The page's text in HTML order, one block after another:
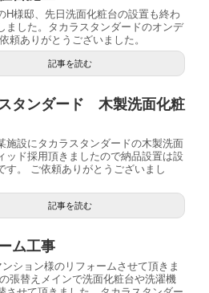
H様邸、先日洗面化粧台の設置も終わ
ました。タカラスタンダードのオンデ
頼ありがとうございました。
記事を読む
タンダード 木製洗面化粧
施設にタカラスタンダードの木製洗面
ッド採用頂きましたので納品設置は設
す。 ご依頼ありがとうございまし
記事を読む
ム工事
ション様のリフォームさせて頂きま
張替えメインで洗面化粧台や洗濯機